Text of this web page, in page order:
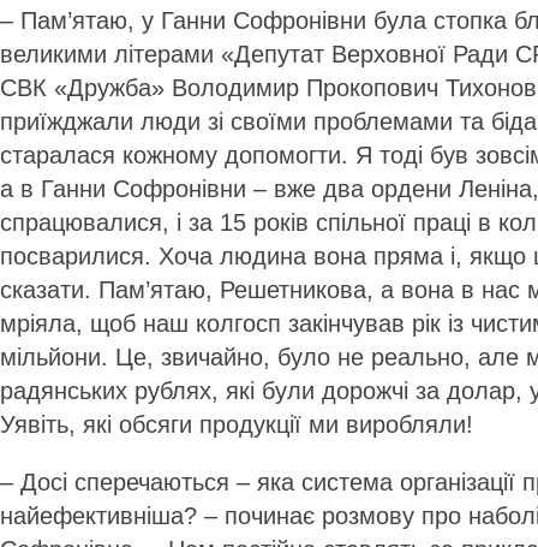
– Пам’ятаю, у Ганни Софронівни була стопка
великими літерами «Депутат Верховної Ради
СВК «Дружба» Володимир Прокопович
приїжджали люди зі своїми проблемами та
старалася кожному допомогти. Я тоді був
а в Ганни Софронівни – вже два ордени
спрацювалися, і за 15 років спільної праці в
посварилися. Хоча людина вона пряма і, якщо
сказати. Пам’ятаю, Решетникова, а вона в нас
мріяла, щоб наш колгосп закінчував рік із
мільйони. Це, звичайно, було не реально, але
радянських рублях, які були дорожчі за
Уявіть, які обсяги продукції ми виробляли!
– Досі сперечаються – яка система організації
найефективніша? – починає розмову про